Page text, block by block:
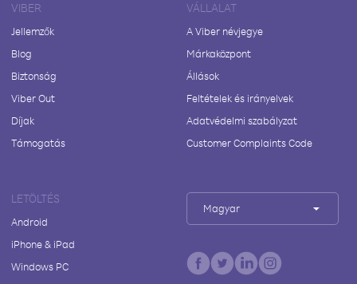
VIBER
Jellemzők
Blog
Biztonság
Viber Out
Díjak
Támogatás
VÁLLALAT
A Viber névjegye
Márkaközpont
Állások
Feltételek és irányelvek
Adatvédelmi szabályzat
Customer Complaints Code
LETÖLTÉS
Android
iPhone & iPad
Windows PC
Magyar